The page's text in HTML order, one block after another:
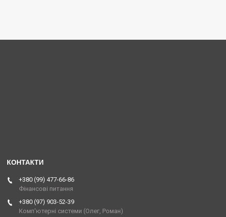
+380 (99) 477-66-86
Фінансові питання
+380 (97) 903-52-39
Комп'ютерні системи (Олег, Роман)